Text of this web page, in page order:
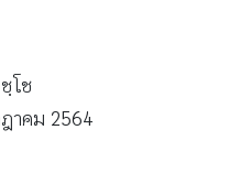
โช
าคม 2564